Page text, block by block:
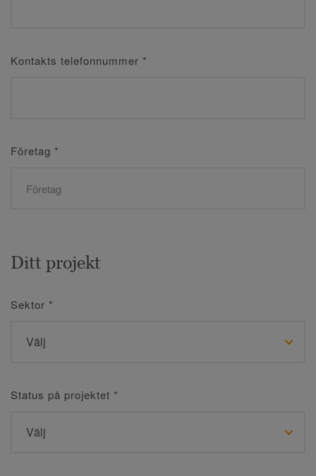
Kontakts telefonnummer *
Företag *
Ditt projekt
Sektor *
Status på projektet *